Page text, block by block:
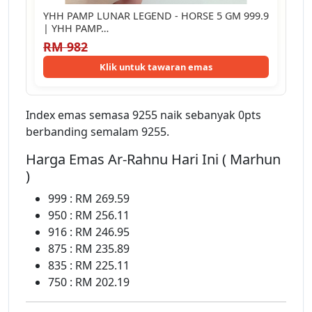
YHH PAMP LUNAR LEGEND - HORSE 5 GM 999.9
| YHH PAMP…
RM 982
Klik untuk tawaran emas
Index emas semasa 9255 naik sebanyak 0pts
berbanding semalam 9255.
Harga Emas Ar-Rahnu Hari Ini ( Marhun
)
999 : RM 269.59
950 : RM 256.11
916 : RM 246.95
875 : RM 235.89
835 : RM 225.11
750 : RM 202.19